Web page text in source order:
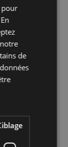
40%
pour
de